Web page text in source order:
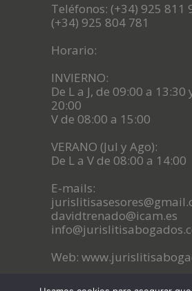
Teléfonos: (+34) 925 811
(+34) 925 804 781
Horario:
INVIERNO:
De L a J, de 09:00 a 13:30
20:00
V de 08:00 a 15:00
VERANO (Jul y Ago):
De L a V de 08:00 a 14:00
E-mails:
davidtrenado@icam.es
Web: